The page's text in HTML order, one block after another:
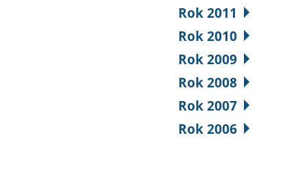
Rok 2011
Rok 2010
Rok 2009
Rok 2008
Rok 2007
Rok 2006